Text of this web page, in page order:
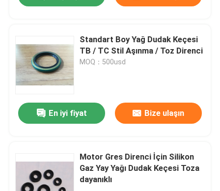
Bizimle iletişime geçin
Kauçuk yağ keçesi
Otomotiv petrol mühürler
Kamyon Yağ Contaları
Standart Boy Yağ Dudak Keçesi
TB / TC Stil Aşınma / Toz Direnci
MOQ：500usd
En iyi fiyat Bize ulaşın
Motor Gres Direnci İçin Silikon
Gaz Yay Yağı Dudak Keçesi Toza
dayanıklı